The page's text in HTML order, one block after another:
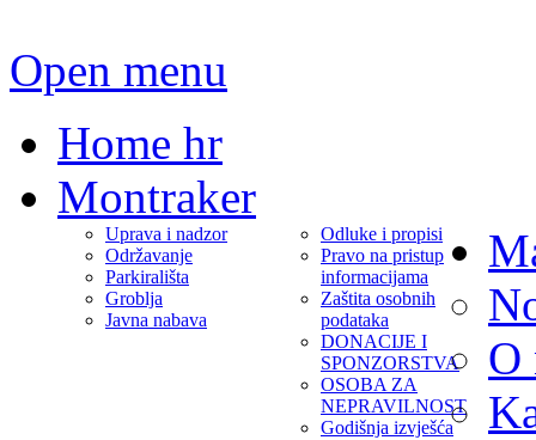
Open menu
Home hr
Montraker
Uprava i nadzor
Održavanje
Parkirališta
Groblja
Javna nabava
Odluke i propisi
Pravo na pristup
informacijama
Zaštita osobnih
podataka
DONACIJE I
SPONZORSTVA
OSOBA ZA
NEPRAVILNOST
Godišnja izvješća
O